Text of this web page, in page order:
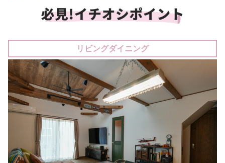
リビングダイニング